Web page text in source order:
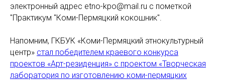
электронный адрес etno-kpo@mail.ru с пометкой
"Практикум "Коми-Пермяцкий кокошник".
Напомним, ГКБУК «Коми-Пермяцкий этнокультурный
центр» стал победителем краевого конкурса
проектов «Арт-резиденция» с проектом «Творческая
лаборатория по изготовлению коми-пермяцких